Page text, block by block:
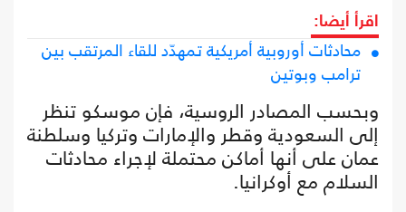
اقرأ أيضا:
محادثات أوروبية أمريكية تمهدّد للقاء المرتقب بين
ترامب وبوتين
وبحسب المصادر الروسية، فإن موسكو تنظر
إلى السعودية وقطر والإمارات وتركيا وسلطنة
عمان على أنها أماكن محتملة لإجراء محادثات
السلام مع أوكرانيا.